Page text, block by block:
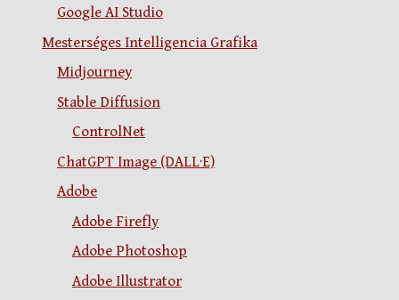
Google AI Studio
Mesterséges Intelligencia Grafika
Midjourney
Stable Diffusion
ControlNet
ChatGPT Image (DALL·E)
Adobe
Adobe Firefly
Adobe Photoshop
Adobe Illustrator